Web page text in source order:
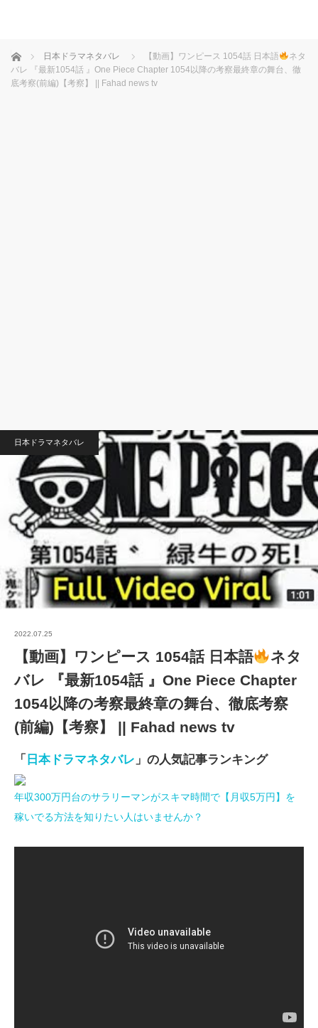
ホーム 日本ドラマネタバレ 【動画】ワンピース 1054話 日本語
ネタ
バレ 『最新1054話 』One Piece Chapter 1054以降の考察最終章の舞台、徹
底考察(前編)【考察】 || Fahad news tv
日本ドラマネタバレ
2022.07.25
【動画】ワンピース 1054話 日本語
ネタ
バレ 『最新1054話 』One Piece Chapter
1054以降の考察最終章の舞台、徹底考察
(前編)【考察】 || Fahad news tv
「 日本ドラマネタバレ 」の人気記事ランキング
年収300万円台のサラリーマンがスキマ時間で【月収5万円】を
稼いでる方法を知りたい人はいませんか？